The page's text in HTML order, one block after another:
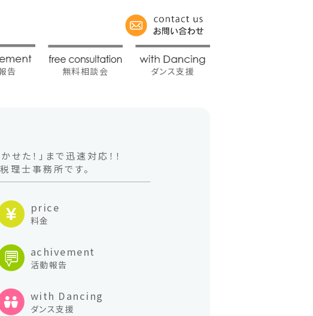
告 無料相談会 ダンス支援
せた！」まで迅速対応！！
税理士事務所です。
price
料金
achivement
活動報告
with Dancing
ダンス支援